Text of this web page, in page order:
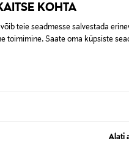
KOHTA
teie seadmesse salvestada
toimimine. Saate oma küpsiste
Alati